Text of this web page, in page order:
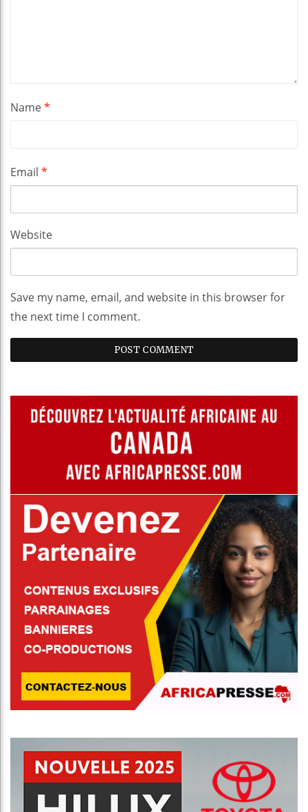
Name*
Email *
Website
Save my name, email, and website in this browser for
the next time I comment.